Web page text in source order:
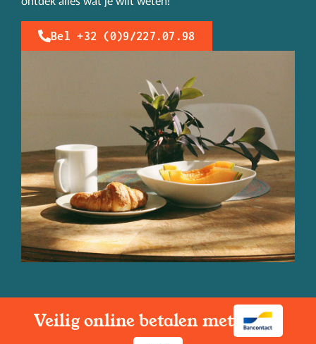
Bel +32 (0)9/227.07.98
Veilig online betalen met